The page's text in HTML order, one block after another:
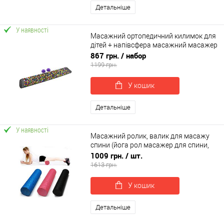
Детальніше
У наявності
Масажний ортопедичний килимок для
дітей + напівсфера масажний масажер
для ніг 2шт OSPORT Set 73 (n-0103)
867 грн. / набор
1199 грн.
У кошик
Детальніше
У наявності
Масажний ролик, валик для масажу
спини (йога рол масажер для спини,
шиї, ніг) OSPORT 90*15см (MS 3232)
1009 грн. / шт.
1613 грн.
У кошик
Детальніше